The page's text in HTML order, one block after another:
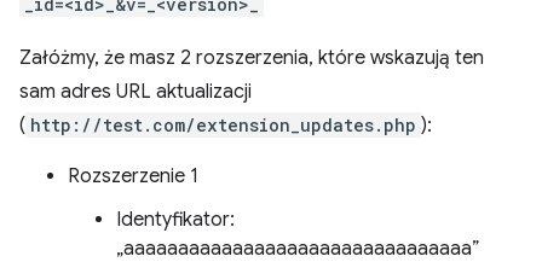
Załóżmy, że masz 2 rozszerzenia, które wskazują ten
sam adres URL aktualizacji
( http://test.com/extension_updates.php ):
Rozszerzenie 1
Identyfikator:
„aaaaaaaaaaaaaaaaaaaaaaaaaaaaaaaa”